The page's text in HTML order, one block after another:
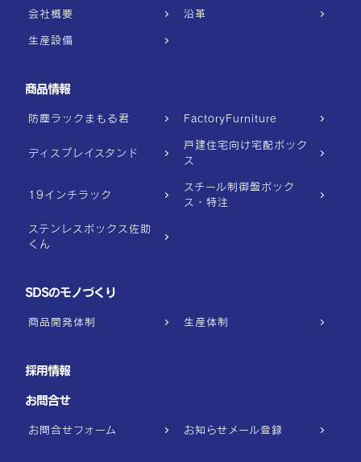
会社概要 沿革
生産設備
商品情報
防塵ラックまもる君 FactoryFurniture
ディスプレイスタンド
戸建住宅向け宅配ボック
ス
19インチラック
スチール制御盤ボック
ス・特注
ステンレスボックス佐助
くん
SDSのモノづくり
商品開発体制 生産体制
採用情報
お問合せ
お問合せフォーム お知らせメール登録